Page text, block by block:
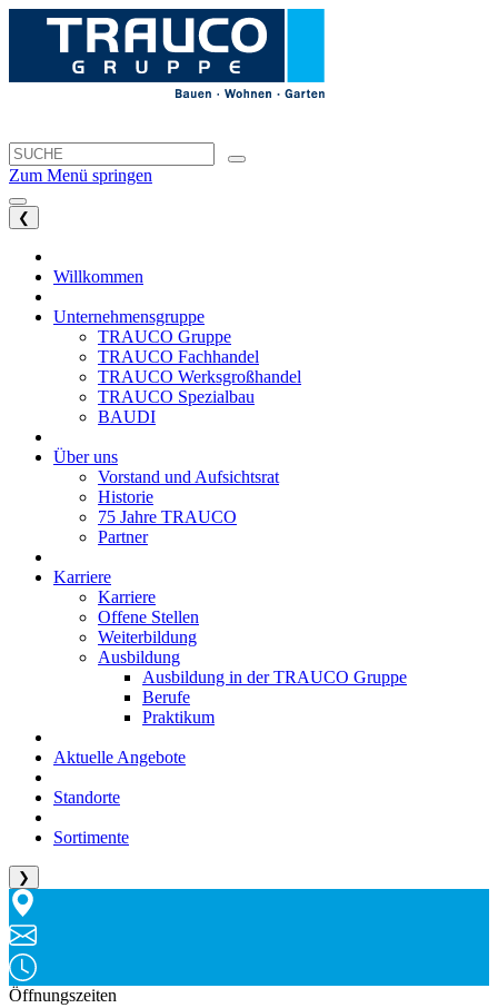
Zum Menü springen
❮
Willkommen
Unternehmensgruppe
TRAUCO Gruppe
TRAUCO Fachhandel
TRAUCO Werksgroßhandel
TRAUCO Spezialbau
BAUDI
Über uns
Vorstand und Aufsichtsrat
Historie
75 Jahre TRAUCO
Partner
Karriere
Karriere
Offene Stellen
Weiterbildung
Ausbildung
Ausbildung in der TRAUCO Gruppe
Berufe
Praktikum
Aktuelle Angebote
Standorte
Sortimente
❯
Öffnungszeiten